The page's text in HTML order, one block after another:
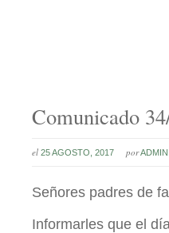
Comunicado
el 25 AGOSTO, 2017 porADMIN
Señores padres de
Informarles que el